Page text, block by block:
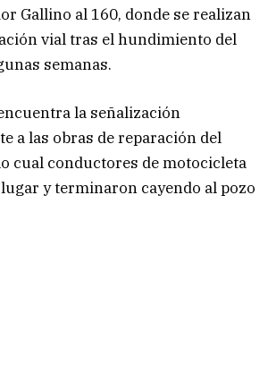
Gallino al 160, donde se realizan
vial tras el hundimiento del
semanas.
la señalización
a las obras de reparación del
cual conductores de motocicleta
y terminaron cayendo al pozo